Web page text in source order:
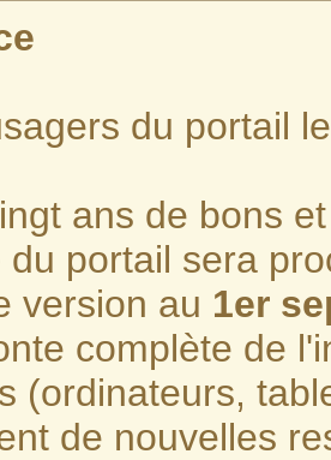
du portail
ans de bons
du portail sera
version au 1er
complète de
(ordinateurs,
de nouvelles